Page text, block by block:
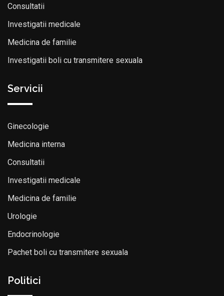
Consultatii
Investigatii medicale
Medicina de familie
Investigatii boli cu transmitere sexuala
Servicii
Ginecologie
Medicina interna
Consultatii
Investigatii medicale
Medicina de familie
Urologie
Endocrinologie
Pachet boli cu transmitere sexuala
Politici